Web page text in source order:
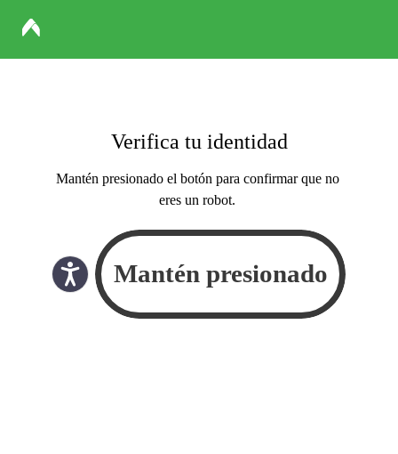
Verifica tu identidad
Mantén presionado el botón para confirmar que no
eres un robot.